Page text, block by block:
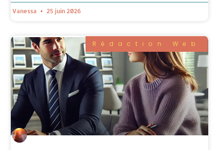
Vanessa 25 juin 2026
Rédaction Web